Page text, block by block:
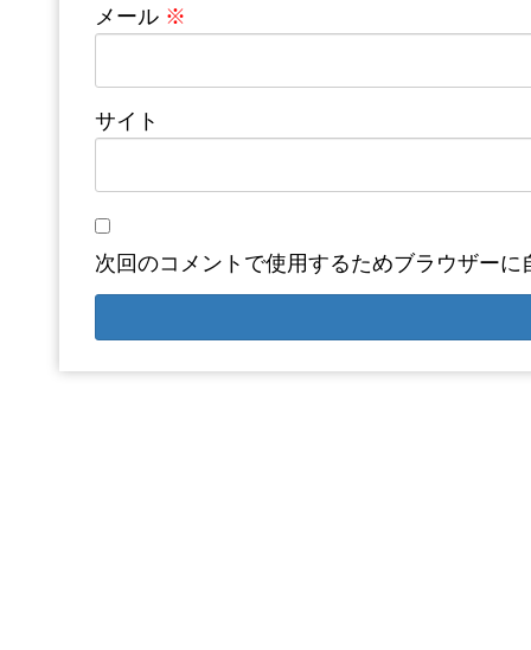
メール ※
サイト
次回のコメントで使用するためブラウザー